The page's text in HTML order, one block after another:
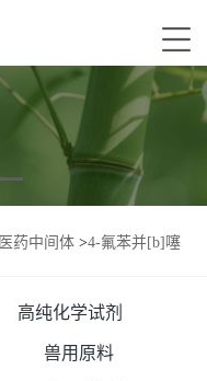
医药中间体 >4-氟苯并[b]噻
高纯化学试剂
兽用原料